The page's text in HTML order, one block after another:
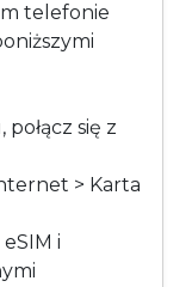
telefonie
się z
> Karta
i